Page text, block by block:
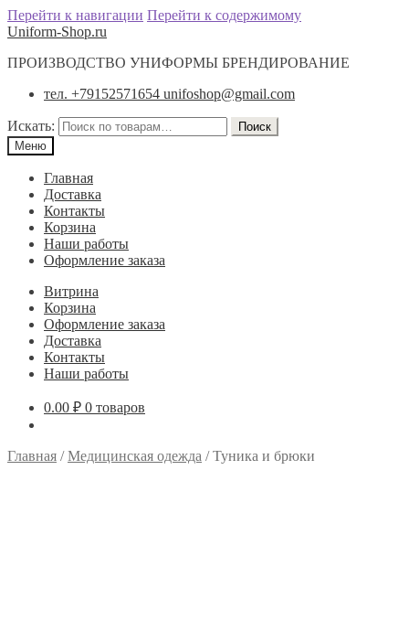
Перейти к навигации Перейти к содержимому
Uniform-Shop.ru
ПРОИЗВОДСТВО УНИФОРМЫ БРЕНДИРОВАНИЕ
тел. +79152571654 unifoshop@gmail.com
Искать:
Поиск
Меню
Главная
Доставка
Контакты
Корзина
Наши работы
Оформление заказа
Витрина
Корзина
Оформление заказа
Доставка
Контакты
Наши работы
0.00 ₽ 0 товаров
Главная /Медицинская одежда /Туника и брюки